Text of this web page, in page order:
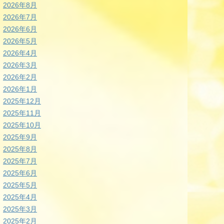
2026年8月
2026年7月
2026年6月
2026年5月
2026年4月
2026年3月
2026年2月
2026年1月
2025年12月
2025年11月
2025年10月
2025年9月
2025年8月
2025年7月
2025年6月
2025年5月
2025年4月
2025年3月
2025年2月